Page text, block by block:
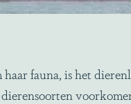
fauna, is het